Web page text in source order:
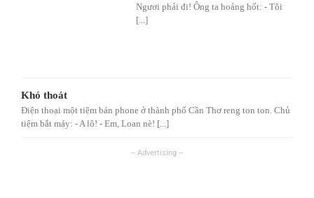
Ngươi phải đi! Ông ta hoảng hốt: - Tôi
[...]
Khó thoát
Điện thoại một tiệm bán phone ở thành phố Cần Thơ reng ton ton. Chủ
tiệm bắt máy: - A lô! - Em, Loan nè! [...]